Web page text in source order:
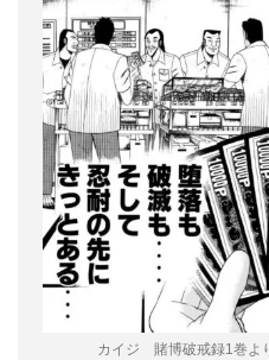
カイジ 賭博破戒録1巻よ